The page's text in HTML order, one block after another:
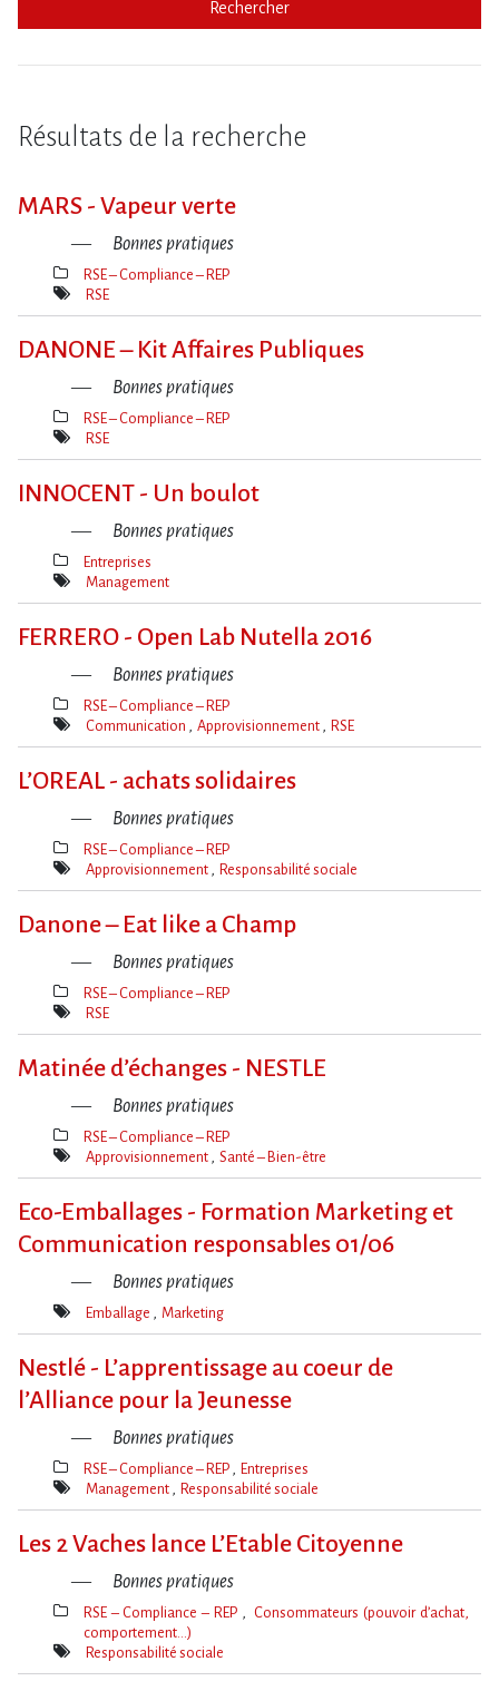
Rechercher
Résultats de la recherche
MARS - Vapeur verte
Bonnes pratiques
Thèmes(s)
RSE – Compliance – REP
Mot(s)-
RSE
DANONE – Kit Affaires Publiques
Bonnes pratiques
Thèmes(s)
RSE – Compliance – REP
Mot(s)-
RSE
INNOCENT - Un boulot
Bonnes pratiques
Thèmes(s)
Entreprises
Mot(s)-
Management
FERRERO - Open Lab Nutella 2016
Bonnes pratiques
Thèmes(s)
RSE – Compliance – REP
Mot(s)-
Communication Approvisionnement RSE
L​‌’OREAL - achats solidaires
Bonnes pratiques
Thèmes(s)
RSE – Compliance – REP
Mot(s)-
Approvisionnement Responsabilité sociale
Danone – Eat like a Champ
Bonnes pratiques
Thèmes(s)
RSE – Compliance – REP
Mot(s)-
RSE
Matinée d​‌’échanges - NESTLE
Bonnes pratiques
Thèmes(s)
RSE – Compliance – REP
Mot(s)-
Approvisionnement Santé – Bien-être
Eco-Emballages - Formation Marketing et
Communication responsables 01/06
Bonnes pratiques
Mot(s)-
Emballage Marketing
Nestlé - L’apprentissage au coeur de
l’Alliance pour la Jeunesse
Bonnes pratiques
Thèmes(s)
RSE – Compliance – REP Entreprises
Mot(s)-
Management Responsabilité sociale
Les 2 Vaches lance L​‌’Etable Citoyenne
Bonnes pratiques
Thèmes(s)
RSE – Compliance – REP
Consommateurs (pouvoir d’achat,
comportement…)
Mot(s)-
Responsabilité sociale